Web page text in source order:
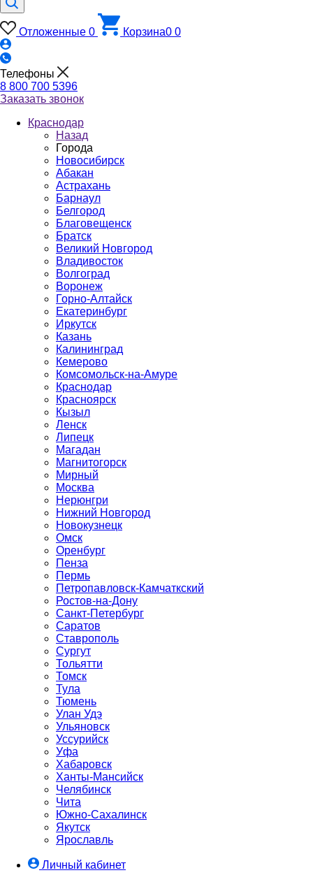
Отложенные 0 Корзина0 0
Телефоны
8 800 700 5396
Заказать звонок
Краснодар
Назад
Города
Новосибирск
Абакан
Астрахань
Барнаул
Белгород
Благовещенск
Братск
Великий Новгород
Владивосток
Волгоград
Воронеж
Горно-Алтайск
Екатеринбург
Иркутск
Казань
Калининград
Кемерово
Комсомольск-на-Амуре
Краснодар
Красноярск
Кызыл
Ленск
Липецк
Магадан
Магнитогорск
Мирный
Москва
Нерюнгри
Нижний Новгород
Новокузнецк
Омск
Оренбург
Пенза
Пермь
Петропавловск-Камчаткский
Ростов-на-Дону
Санкт-Петербург
Саратов
Ставрополь
Сургут
Тольятти
Томск
Тула
Тюмень
Улан Удэ
Ульяновск
Уссурийск
Уфа
Хабаровск
Ханты-Мансийск
Челябинск
Чита
Южно-Cахалинск
Якутск
Ярославль
Личный кабинет